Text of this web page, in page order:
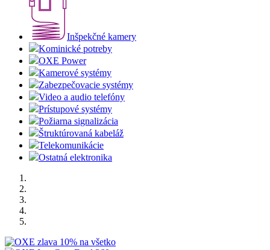
Inšpekčné kamery
Kominické potreby
OXE Power
Kamerové systémy
Zabezpečovacie systémy
Video a audio telefóny
Prístupové systémy
Požiarna signalizácia
Štruktúrovaná kabeláž
Telekomunikácie
Ostatná elektronika